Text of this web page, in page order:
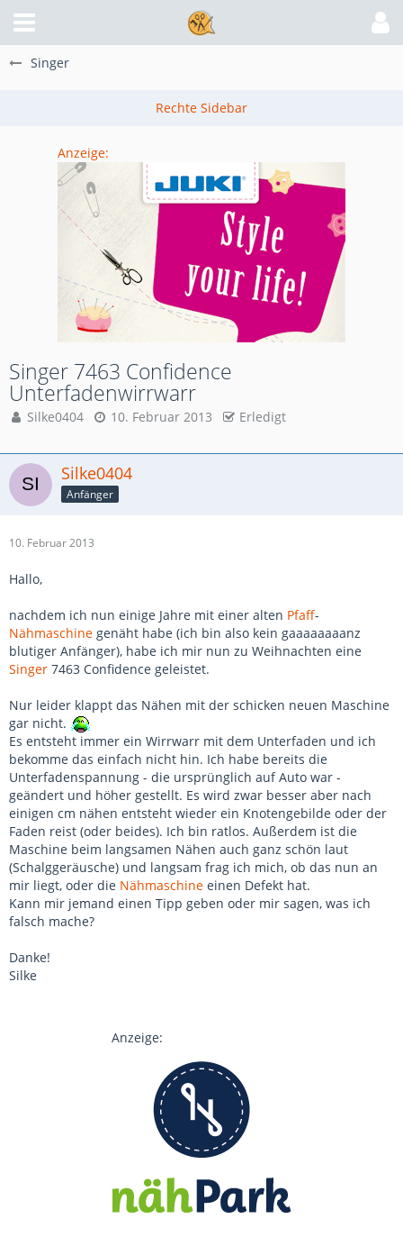
Singer
Anzeige:
Singer 7463 Confidence
Unterfadenwirrwarr
Silke0404 10. Februar 2013 Erledigt
Silke0404
Anfänger
10. Februar 2013
Hallo,
nachdem ich nun einige Jahre mit einer alten Pfaff-
Nähmaschine genäht habe (ich bin also kein gaaaaaaaanz
blutiger Anfänger), habe ich mir nun zu Weihnachten eine
Singer 7463 Confidence geleistet.
Nur leider klappt das Nähen mit der schicken neuen Maschine
gar nicht.
Es entsteht immer ein Wirrwarr mit dem Unterfaden und ich
bekomme das einfach nicht hin. Ich habe bereits die
Unterfadenspannung - die ursprünglich auf Auto war -
geändert und höher gestellt. Es wird zwar besser aber nach
einigen cm nähen entsteht wieder ein Knotengebilde oder der
Faden reist (oder beides). Ich bin ratlos. Außerdem ist die
Maschine beim langsamen Nähen auch ganz schön laut
(Schalggeräusche) und langsam frag ich mich, ob das nun an
mir liegt, oder die Nähmaschine einen Defekt hat.
Kann mir jemand einen Tipp geben oder mir sagen, was ich
falsch mache?
Danke!
Silke
Anzeige: